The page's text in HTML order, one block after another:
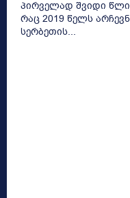
პირველად შვიდი
რაც 2019 წელს
სერბეთის...